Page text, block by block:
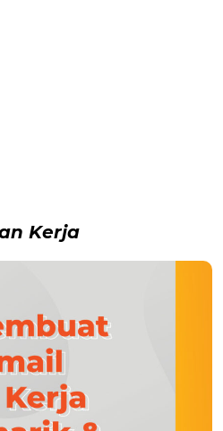
Kerja